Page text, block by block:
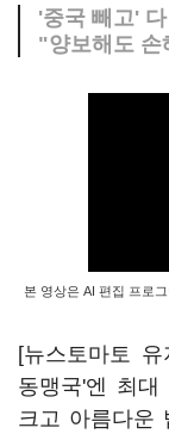
'중국 빼고'
"양보해도 손
본 영상은 AI 편집 프로
[뉴스토마토
동맹국'엔 최대
크고 아름다운